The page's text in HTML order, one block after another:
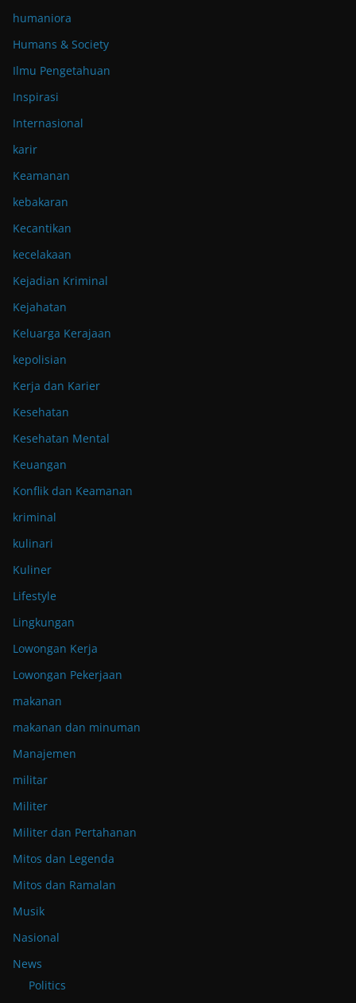
humaniora
Humans & Society
Ilmu Pengetahuan
Inspirasi
Internasional
karir
Keamanan
kebakaran
Kecantikan
kecelakaan
Kejadian Kriminal
Kejahatan
Keluarga Kerajaan
kepolisian
Kerja dan Karier
Kesehatan
Kesehatan Mental
Keuangan
Konflik dan Keamanan
kriminal
kulinari
Kuliner
Lifestyle
Lingkungan
Lowongan Kerja
Lowongan Pekerjaan
makanan
makanan dan minuman
Manajemen
militar
Militer
Militer dan Pertahanan
Mitos dan Legenda
Mitos dan Ramalan
Musik
Nasional
News
Politics